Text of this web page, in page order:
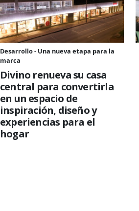
Desarrollo - Una nueva etapa para la
marca
Divino renueva su casa
central para convertirla
en un espacio de
inspiración, diseño y
experiencias para el
hogar